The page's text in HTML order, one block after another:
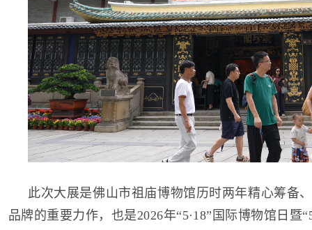
此次大展是佛山市祖庙博物馆历时两年精心筹备
品牌的重要力作，也是2026年“5·18”国际博物馆日暨